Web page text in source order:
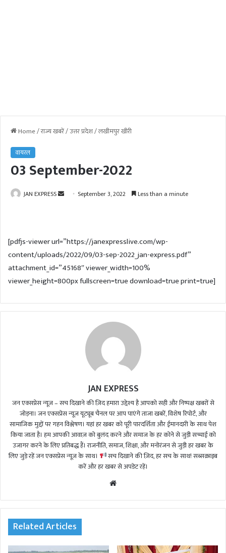
Home/राज्य खबरें/उत्तर प्रदेश/लखीमपुर खीरी
वायरल
03 September-2022
JAN EXPRESS
a
n
e
m
i
September 3, 2022 Less than a minute
[pdfjs-viewer url=”https://janexpresslive.com/wp-
content/uploads/2022/09/03-sep-2022_jan-express.pdf”
attachment_id=”45168″ viewer_width=100%
viewer_height=800px fullscreen=true download=true print=true]
JAN EXPRESS
जन एक्सप्रेस न्यूज़ – सच दिखाने की ज़िद हमारा उद्देश्य है आपको सही और निष्पक्ष खबरों से
जोड़ना। जन एक्सप्रेस न्यूज़ यूट्यूब चैनल पर आप पाएंगे ताजा खबरें, विशेष रिपोर्ट, और
सामाजिक मुद्दों पर गहन विश्लेषण। यहां हर खबर को पूरी पारदर्शिता और ईमानदारी के साथ पेश
किया जाता है। हम आपकी आवाज़ को बुलंद करने और समाज के हर कोने से जुड़ी सच्चाई को
उजागर करने के लिए प्रतिबद्ध हैं। राजनीति, समाज, शिक्षा, और मनोरंजन से जुड़ी हर खबर के
लिए जुड़े रहें जन एक्सप्रेस न्यूज़ के साथ।
सच दिखाने की ज़िद, हर सच के साथ! सब्सक्राइब
करें और हर खबर से अपडेट रहें।
te
Related Articles